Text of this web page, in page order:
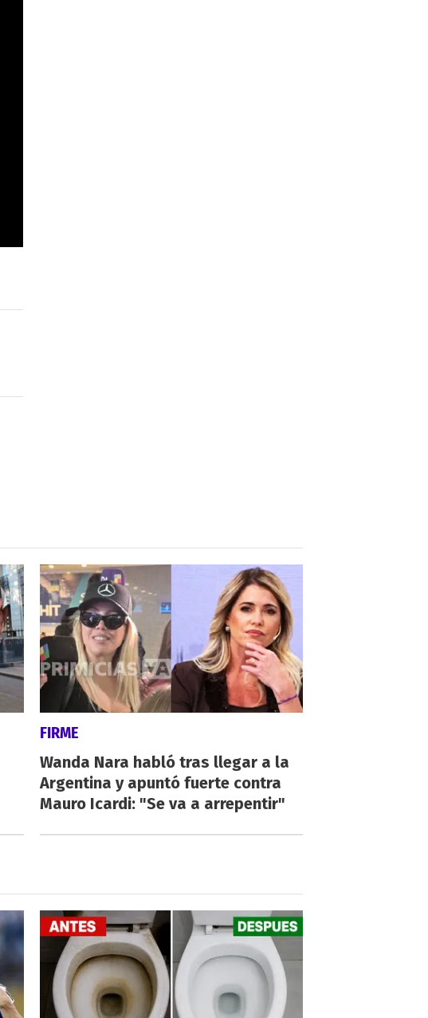
FIRME
Wanda Nara habló tras llegar a la
Argentina y apuntó fuerte contra
Mauro Icardi: "Se va a arrepentir"